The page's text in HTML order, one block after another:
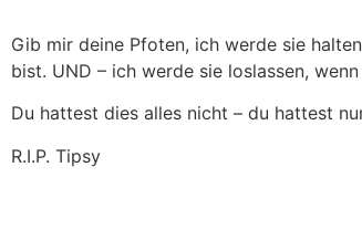
Gib mir deine Pfoten, ich werde sie
bist. UND – ich werde sie loslassen,
Du hattest dies alles nicht – du hattest
R.I.P. Tipsy